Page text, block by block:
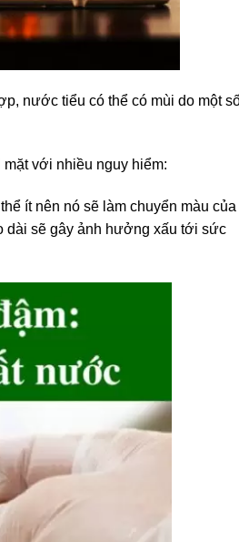
nước tiểu có thể có mùi do một
với nhiều nguy hiểm:
ít nên nó sẽ làm chuyển màu của
dài sẽ gây ảnh hưởng xấu tới sức